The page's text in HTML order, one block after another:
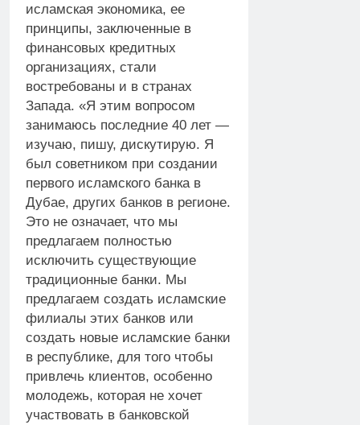
исламская экономика, ее
принципы, заключенные в
финансовых кредитных
организациях, стали
востребованы и в странах
Запада. «Я этим вопросом
занимаюсь последние 40 лет —
изучаю, пишу, дискутирую. Я
был советником при создании
первого исламского банка в
Дубае, других банков в регионе.
Это не означает, что мы
предлагаем полностью
исключить существующие
традиционные банки. Мы
предлагаем создать исламские
филиалы этих банков или
создать новые исламские банки
в республике, для того чтобы
привлечь клиентов, особенно
молодежь, которая не хочет
участвовать в банковской